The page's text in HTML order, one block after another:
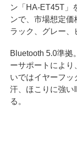
ン「HA‐ET45T」
ンで、市場想定
ラック、グレー、
Bluetooth 5.0準拠
ーサポートにより
いではイヤーフ
汗、ほこりに強い
る。